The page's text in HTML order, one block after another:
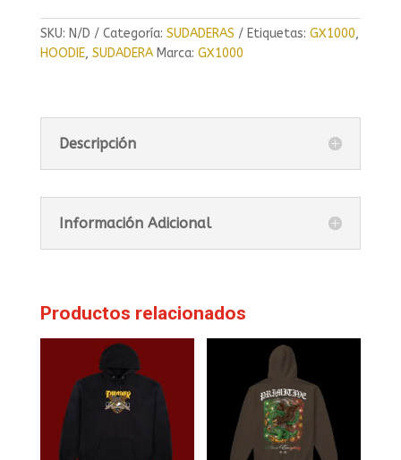
SKU: N/D Categoría: SUDADERAS Etiquetas: GX1000,
HOODIE, SUDADERA Marca: GX1000
Descripción
Información Adicional
Productos relacionados